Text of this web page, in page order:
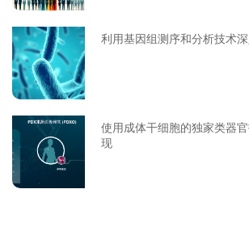
利用基因组测序和分析技术
使用成体干细胞的独家类器
现